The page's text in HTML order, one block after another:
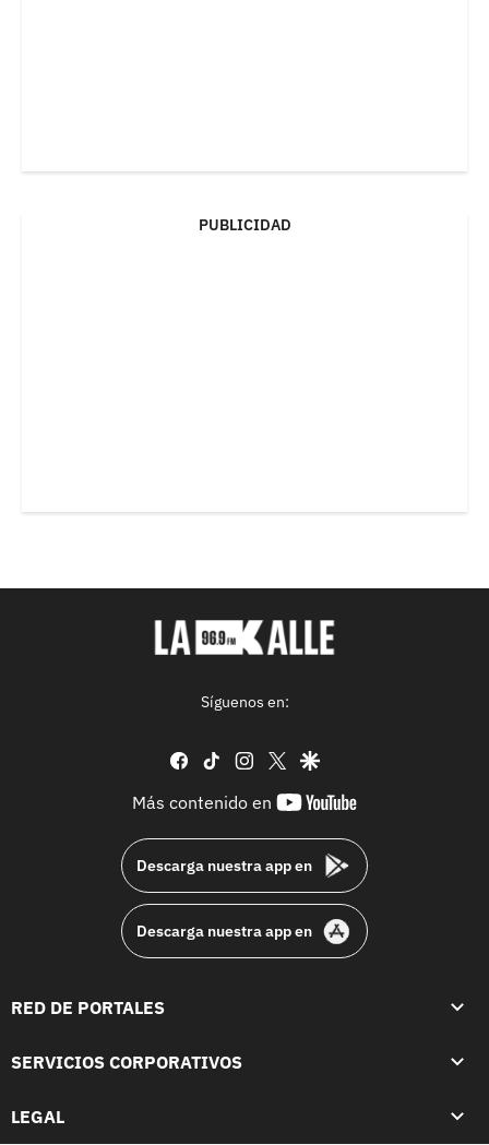
PUBLICIDAD
Síguenos en:
facebook
tiktok instagram
twittergoogle
Más contenido en
youtube-
Descarga nuestra app en
Descarga nuestra app en
RED DE PORTALES
SERVICIOS CORPORATIVOS
LEGAL